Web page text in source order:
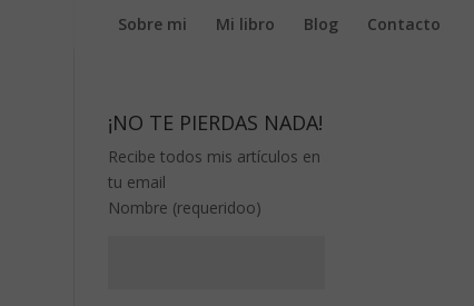
Sobre mi Mi libro Blog Contacto
¡NO TE PIERDAS NADA!
Recibe todos mis artículos en
tu email
Nombre (requeridoo)